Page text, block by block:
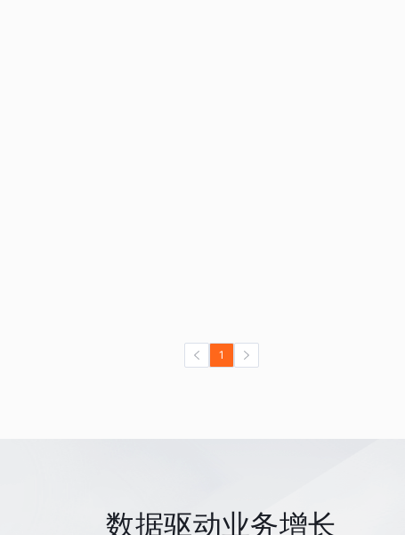
1
数据驱动业务增长